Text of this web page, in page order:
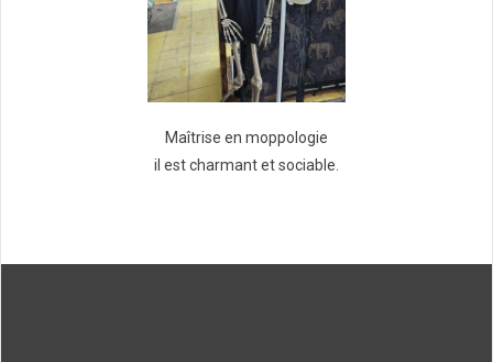
Maîtrise en moppologie
il est charmant et sociable.